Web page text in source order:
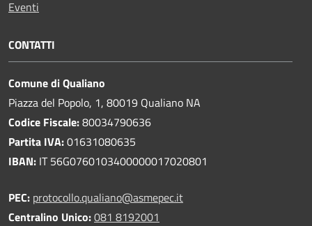
Eventi
CONTATTI
Comune di Qualiano
Piazza del Popolo, 1, 80019 Qualiano NA
Codice Fiscale:80034790636
Partita IVA:01631080635
IBAN: IT 56G0760103400000017020801
PEC: protocollo.qualiano@asmepec.it
Centralino Unico:081 8192001